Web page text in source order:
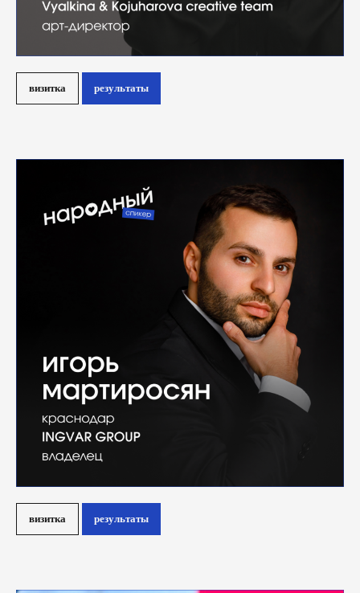
визитка результаты
визитка результаты